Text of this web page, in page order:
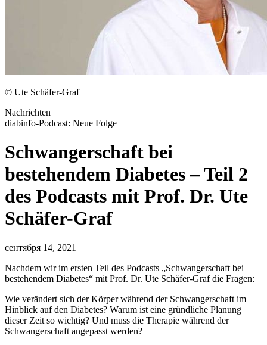
© Ute Schäfer-Graf
Nachrichten
diabinfo-Podcast: Neue Folge
Schwangerschaft bei
bestehendem Diabetes – Teil 2
des Podcasts mit Prof. Dr. Ute
Schäfer-Graf
сентября 14, 2021
Nachdem wir im ersten Teil des Podcasts „Schwangerschaft bei
bestehendem Diabetes“ mit Prof. Dr. Ute Schäfer-Graf die Fragen:
Wie verändert sich der Körper während der Schwangerschaft im
Hinblick auf den Diabetes? Warum ist eine gründliche Planung
dieser Zeit so wichtig? Und muss die Therapie während der
Schwangerschaft angepasst werden?